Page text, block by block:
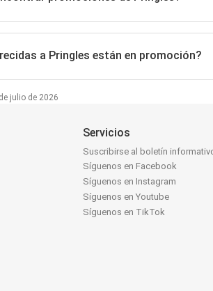
a Pringles están en promoción?
julio de 2026
Servicios
Suscribirse al boletín
Síguenos en Facebook
Síguenos en Instagram
Síguenos en Youtube
Síguenos en TikTok